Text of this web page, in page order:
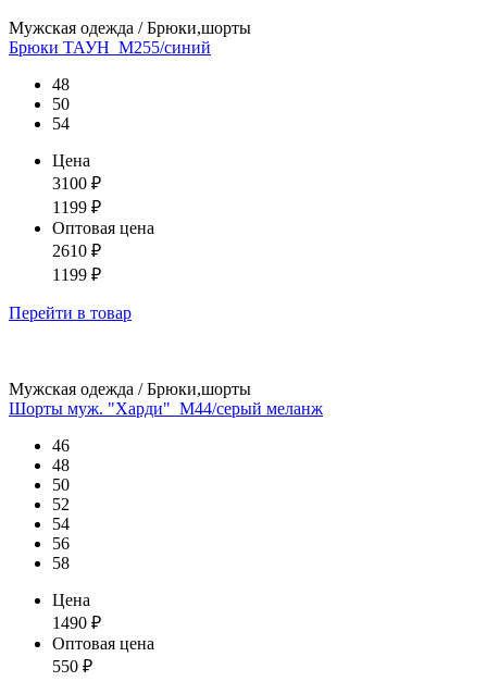
Мужская одежда / Брюки,шорты
Брюки ТАУН_М255/синий
48
50
54
Цена
3100 ₽
1199 ₽
Оптовая цена
2610 ₽
1199 ₽
Перейти в товар
Мужская одежда / Брюки,шорты
Шорты муж. "Харди"_М44/серый меланж
46
48
50
52
54
56
58
Цена
1490 ₽
Оптовая цена
550 ₽